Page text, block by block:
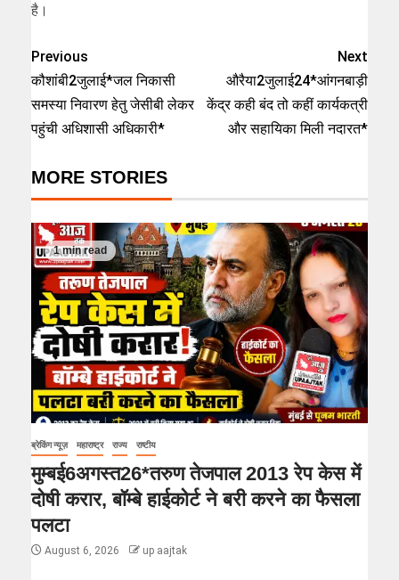
है।
Previous
कौशांबी2जुलाई*जल निकासी
समस्या निवारण हेतु जेसीबी लेकर
पहुंची अधिशासी अधिकारी*
Next
औरैया2जुलाई24*आंगनबाड़ी
केंद्र कही बंद तो कहीं कार्यकत्री
और सहायिका मिली नदारत*
MORE STORIES
1 min read
ब्रेकिंग न्यूज़ महाराष्ट्र राज्य राष्टीय
मुम्बई6अगस्त26*तरुण तेजपाल 2013 रेप केस में
दोषी करार, बॉम्बे हाईकोर्ट ने बरी करने का फैसला
पलटा
August 6, 2026 up aajtak